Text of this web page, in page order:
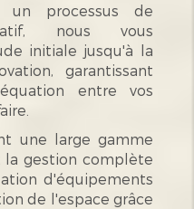
un processus de
nous vous
initiale jusqu'à la
garantissant
entre vos
une large gamme
la gestion complète
d'équipements
de l'espace grâce